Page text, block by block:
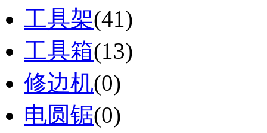
工具架(41)
工具箱(13)
修边机(0)
电圆锯(0)